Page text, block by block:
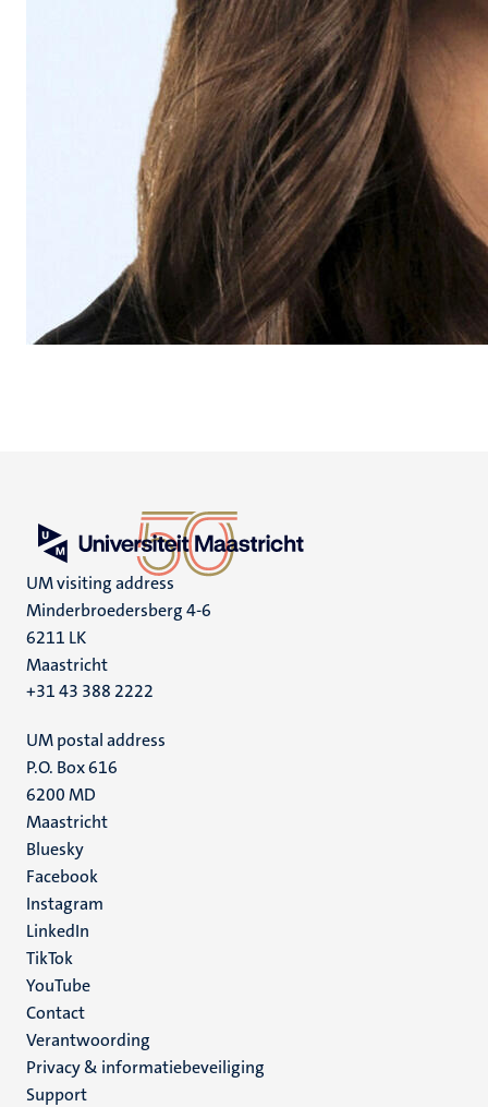
UM visiting address
Minderbroedersberg 4-6
6211 LK
Maastricht
+31 43 388 2222
UM postal address
P.O. Box 616
6200 MD
Maastricht
Social
media
Bluesky
Facebook
Instagram
LinkedIn
TikTok
YouTube
Menu
footer
(NL)
Contact
Verantwoording
Privacy & informatiebeveiliging
Support